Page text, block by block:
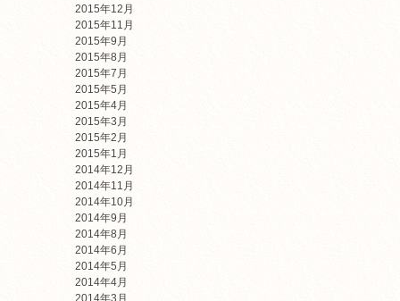
2015年12月
2015年11月
2015年9月
2015年8月
2015年7月
2015年5月
2015年4月
2015年3月
2015年2月
2015年1月
2014年12月
2014年11月
2014年10月
2014年9月
2014年8月
2014年6月
2014年5月
2014年4月
2014年3月